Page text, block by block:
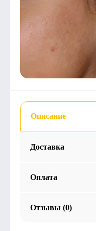
Описание
Доставка
Оплата
Отзывы (0)